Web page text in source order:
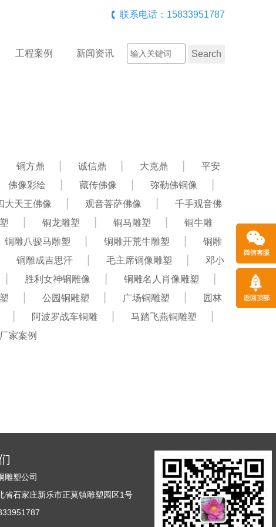
联系电话：15833951787
工程案例 新闻资讯
铜方鼎 诚信鼎 大克鼎
平安
佛像彩绘 藏传佛像
弥勒佛铜像
大天王佛像 观音菩萨佛像
千手观音佛
铜龙雕塑 铜马雕塑
铜牛雕
铜雕八骏马雕塑 铜雕开荒牛雕塑
铜雕
铜雕成吉思汗 毛主席铜像雕塑
邓小
胜利女神铜雕像
铜雕名人肖像雕塑
公园铜雕塑 广场铜雕塑
园林
阿波罗战车铜雕
马踏飞燕铜雕塑
家案例
雕塑公司
省石家庄新乐市正莫镇雕塑园区1号